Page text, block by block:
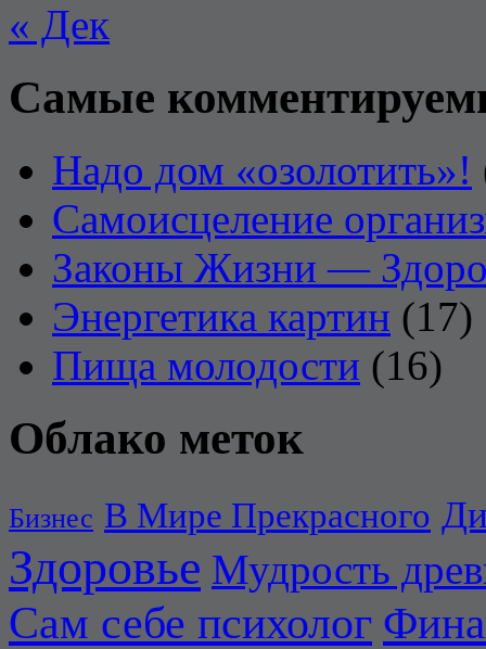
« Дек
Самые
Надо дом «озолотить»!
Самоисцеление
Законы Жизни —
Энергетика картин (17)
Пища молодости (16)
Облако меток
Бизнес В Мире Прекрасного
Здоровье Мудрость
Сам себе психолог